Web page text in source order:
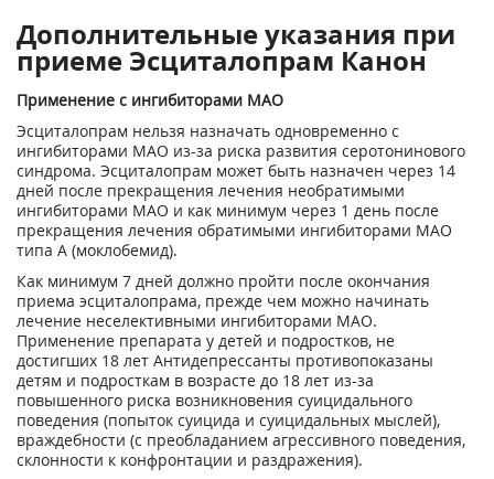
Дополнительные указания при
приеме Эсциталопрам Канон
Применение с ингибиторами МАО
Эсциталопрам нельзя назначать одновременно с
ингибиторами МАО из-за риска развития серотонинового
синдрома. Эсциталопрам может быть назначен через 14
дней после прекращения лечения необратимыми
ингибиторами МАО и как минимум через 1 день после
прекращения лечения обратимыми ингибиторами МАО
типа А (моклобемид).
Как минимум 7 дней должно пройти после окончания
приема эсциталопрама, прежде чем можно начинать
лечение неселективными ингибиторами МАО.
Применение препарата у детей и подростков, не
достигших 18 лет Антидепрессанты противопоказаны
детям и подросткам в возрасте до 18 лет из-за
повышенного риска возникновения суицидального
поведения (попыток суицида и суицидальных мыслей),
враждебности (с преобладанием агрессивного поведения,
склонности к конфронтации и раздражения).